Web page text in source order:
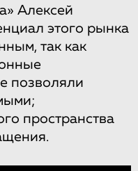
Алексей
этого рынка
так как
позволяли
пространства